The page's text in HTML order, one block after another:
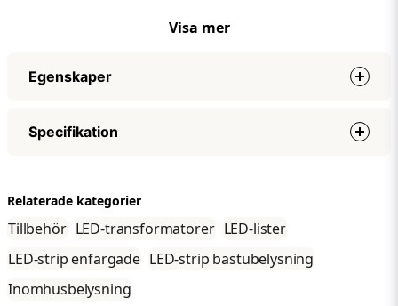
inbyggd mesh-funktion som utökar räckvidden så att du
Funkar utmärkt om du vill använda den till 24V bastu led-
Visa mer
Egenskaper
Utspänning
Överspänningsskydd
Höjd
30 mm
IP-klass
Specifikation
Effekt
Utspänning
DC24V
Utström
3,125A
Överspänningsskydd
Relaterade kategorier
Tillbehör LED-transformatorer LED-lister
LED-strip enfärgade LED-strip bastubelysning
Inomhusbelysning